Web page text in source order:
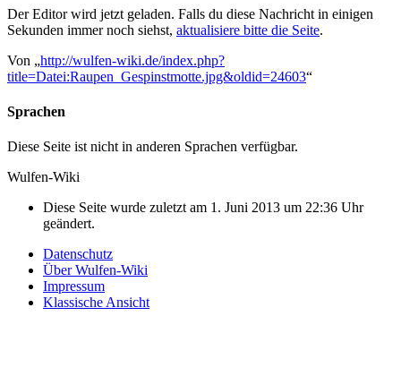
Der Editor wird jetzt geladen. Falls du diese Nachricht in einigen
Sekunden immer noch siehst, aktualisiere bitte die Seite.
Von „http://wulfen-wiki.de/index.php?
title=Datei:Raupen_Gespinstmotte.jpg&oldid=24603“
Sprachen
Diese Seite ist nicht in anderen Sprachen verfügbar.
Wulfen-Wiki
Diese Seite wurde zuletzt am 1. Juni 2013 um 22:36 Uhr
geändert.
Datenschutz
Über Wulfen-Wiki
Impressum
Klassische Ansicht